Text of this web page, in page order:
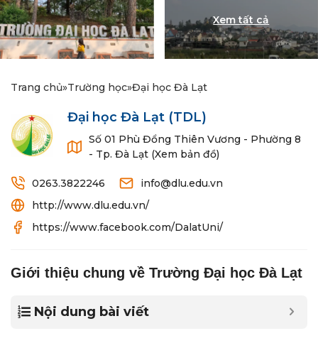
Trang chủ»Trường học»Đại học Đà Lạt
Đại học Đà Lạt (TDL)
Số 01 Phù Đổng Thiên Vương - Phường 8
- Tp. Đà Lạt (Xem bản đồ)
0263.3822246
info@dlu.edu.vn
http://www.dlu.edu.vn/
https://www.facebook.com/DalatUni/
Giới thiệu chung về Trường Đại học Đà Lạt
Nội dung bài viết